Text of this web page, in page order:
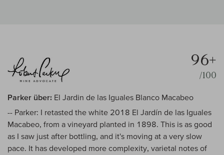
96+
/100
Parker über: El Jardin de las Iguales Blanco Macabeo
-- Parker: I retasted the white 2018 El Jardín de las Iguales
Macabeo, from a vineyard planted in 1898. This is as good
as I saw just after bottling, and it's moving at a very slow
pace. It has developed more complexity, varietal notes of